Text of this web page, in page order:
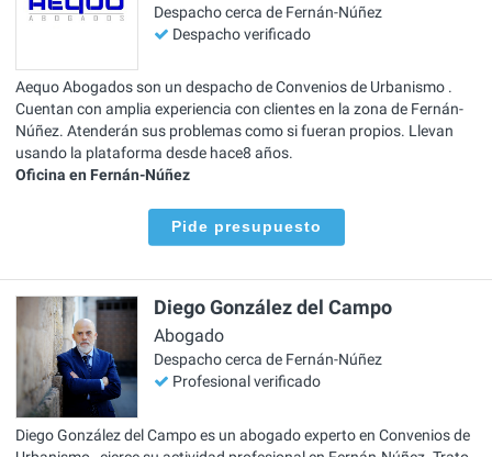
Despacho cerca de Fernán-Núñez
Despacho verificado
Aequo Abogados son un despacho de Convenios de Urbanismo .
Cuentan con amplia experiencia con clientes en la zona de Fernán-
Núñez. Atenderán sus problemas como si fueran propios. Llevan
usando la plataforma desde hace8 años.
Oficina en Fernán-Núñez
Pide presupuesto
Diego González del Campo
Abogado
Despacho cerca de Fernán-Núñez
Profesional verificado
Diego González del Campo es un abogado experto en Convenios de